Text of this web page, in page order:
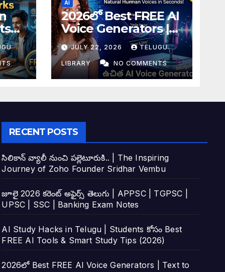
AI
2026లో Best FREE AI
Voice Generators |
Text to Speech కోసం
Top 4 AI Tools
JULY 22, 2026 TELUGU
LIBRARY NO COMMENTS
RECENT POSTS
సిలికాన్ వ్యాలీ నుంచి పల్లెటూరుకి.. | The Inspiring
Journey of Zoho Founder Sridhar Vembu
జూలై 2026 కరెంట్ అఫైర్స్ తెలుగు | APPSC | TGPSC |
UPSC | SSC | Banking Exam Notes
AI Study Hacks in Telugu | Students కోసం Best
FREE AI Tools & Smart Study Tips (2026)
2026లో Best FREE AI Voice Generators | Text to